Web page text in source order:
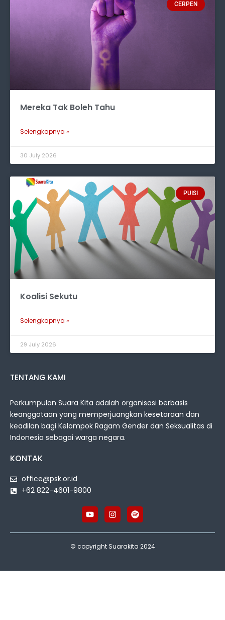
CERPEN
Mereka Tak Boleh Tahu
Selengkapnya »
30 July 2026
PUISI
Koalisi Sekutu
Selengkapnya »
29 July 2026
TENTANG KAMI
Perkumpulan Suara Kita adalah organisasi berbasis
keanggotaan yang memperjuangkan kesetaraan dan
keadilan bagi Kelompok Ragam Gender dan Seksualitas di
Indonesia sebagai warga negara.
KONTAK
office@psk.or.id
+62 822-4601-9800
© copyright Suarakita 2024